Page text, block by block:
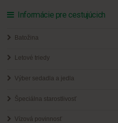
Informácie pre cestujúcich
Batožina
Letové triedy
Výber sedadla a jedla
Špeciálna starostlivosť
Vízová povinnosť